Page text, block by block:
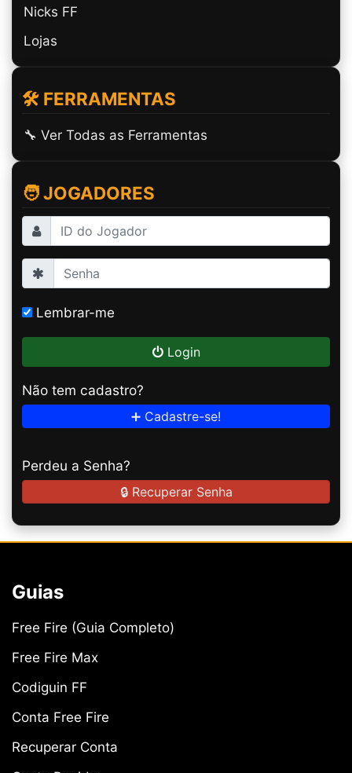
Nicks FF
Lojas
🛠️ FERRAMENTAS
🔧 Ver Todas as Ferramentas
🧑 JOGADORES
Lembrar-me
Login
Não tem cadastro?
➕ Cadastre-se!
Perdeu a Senha?
🔒 Recuperar Senha
Guias
Free Fire (Guia Completo)
Free Fire Max
Codiguin FF
Conta Free Fire
Recuperar Conta